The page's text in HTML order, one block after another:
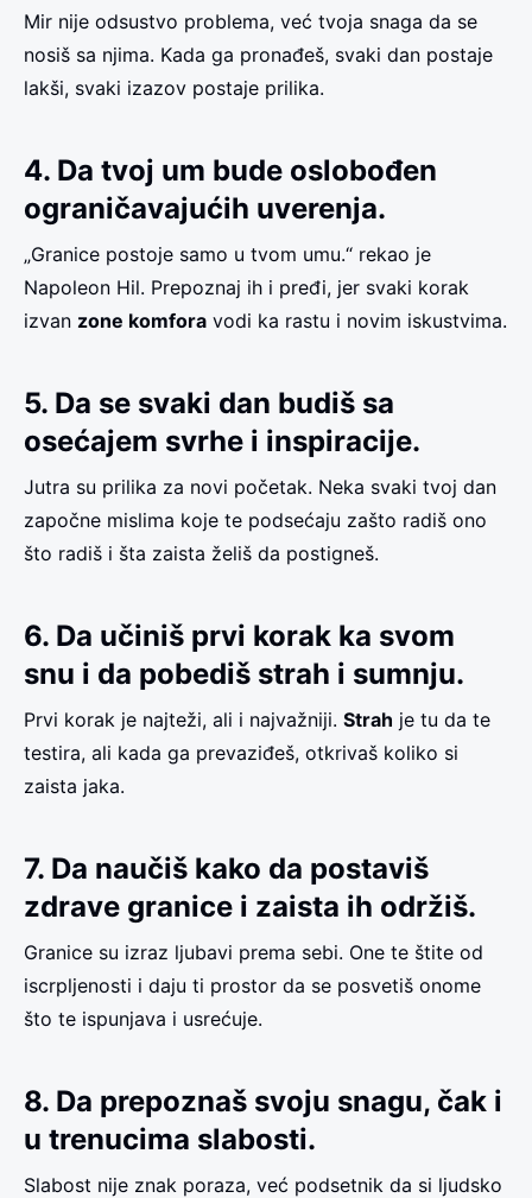
Mir nije odsustvo problema, već tvoja snaga da se
nosiš sa njima. Kada ga pronađeš, svaki dan postaje
lakši, svaki izazov postaje prilika.
4. Da tvoj um bude oslobođen
ograničavajućih uverenja.
„Granice postoje samo u tvom umu.“ rekao je
Napoleon Hil. Prepoznaj ih i pređi, jer svaki korak
izvan zone komfora vodi ka rastu i novim iskustvima.
5. Da se svaki dan budiš sa
osećajem svrhe i inspiracije.
Jutra su prilika za novi početak. Neka svaki tvoj dan
započne mislima koje te podsećaju zašto radiš ono
što radiš i šta zaista želiš da postigneš.
6. Da učiniš prvi korak ka svom
snu i da pobediš strah i sumnju.
Prvi korak je najteži, ali i najvažniji. Strah je tu da te
testira, ali kada ga prevaziđeš, otkrivaš koliko si
zaista jaka.
7. Da naučiš kako da postaviš
zdrave granice i zaista ih održiš.
Granice su izraz ljubavi prema sebi. One te štite od
iscrpljenosti i daju ti prostor da se posvetiš onome
što te ispunjava i usrećuje.
8. Da prepoznaš svoju snagu, čak i
u trenucima slabosti.
Slabost nije znak poraza, već podsetnik da si ljudsko